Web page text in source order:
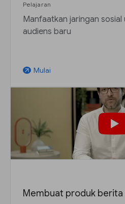
Pelajaran
Manfaatkan jaringan sosial
audiens baru
arrow_outward Mulai
Membuat produk berita